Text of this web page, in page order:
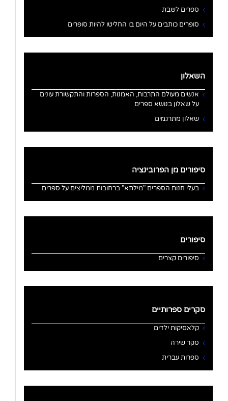
ספרים לשבת
סופרים כותבים על היום בו החליטו להיות סופרים
השאלון
אנשים מעולם התרבות, האמנות, הספרות והתקשורת עונים
על שאלון בנושא ספרים
שאלון מתרגמים
סיפורים מן הפרובינציה
בעלי חנות הספרים "מילתא" ברחובות ממליצים על ספרים
סיפורים
סיפורים קצרים
סקרים ספרותיים
קלאסיקות ילדים
סקר שירה
ספרות עברית